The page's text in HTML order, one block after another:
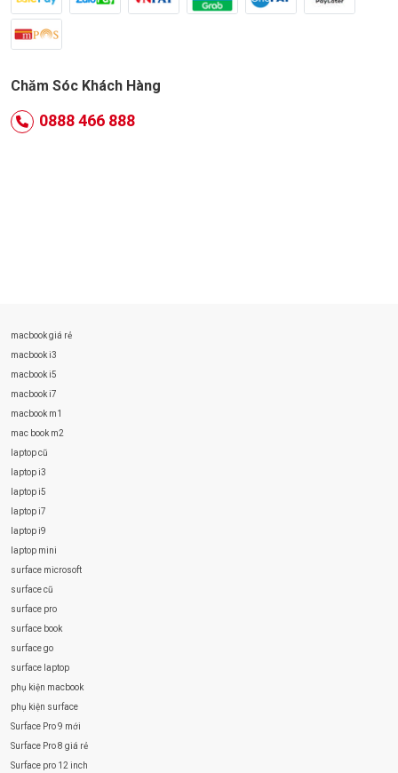
Chăm Sóc Khách Hàng
0888 466 888
macbook giá rẻ
macbook i3
macbook i5
macbook i7
macbook m1
mac book m2
laptop cũ
laptop i3
laptop i5
laptop i7
laptop i9
laptop mini
surface microsoft
surface cũ
surface pro
surface book
surface go
surface laptop
phụ kiện macbook
phụ kiện surface
Surface Pro 9 mới
Surface Pro 8 giá rẻ
Surface pro 12 inch